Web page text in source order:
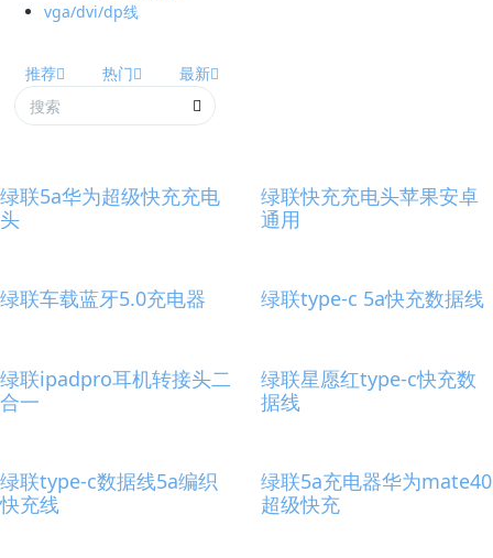
vga/dvi/dp线
推荐 热门 最新
绿联5a华为超级快充充电
头
绿联快充充电头苹果安卓
通用
绿联车载蓝牙5.0充电器 绿联type-c 5a快充数据线
绿联ipadpro耳机转接头二
合一
绿联星愿红type-c快充数
据线
绿联type-c数据线5a编织
快充线
绿联5a充电器华为mate40
超级快充